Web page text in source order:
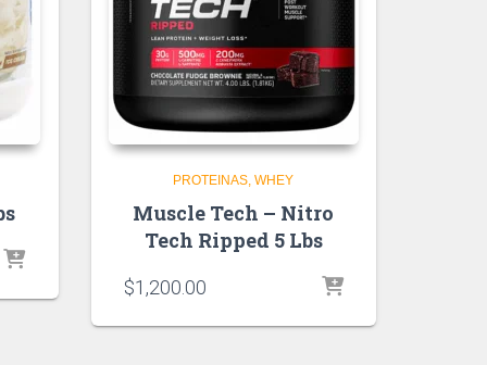
PROTEINAS WHEY
Muscle Tech – Nitro
Tech Ripped 5 Lbs
$1,200.00